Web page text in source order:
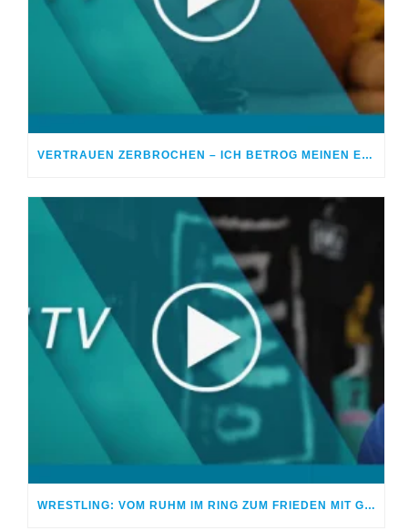
VERTRAUEN ZERBROCHEN – ICH BETROG MEINEN EHEPARTNER
WRESTLING: VOM RUHM IM RING ZUM FRIEDEN MIT GOTT